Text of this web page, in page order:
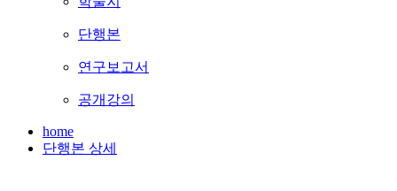
단행본
연구보고서
공개강의
home
단행본 상세